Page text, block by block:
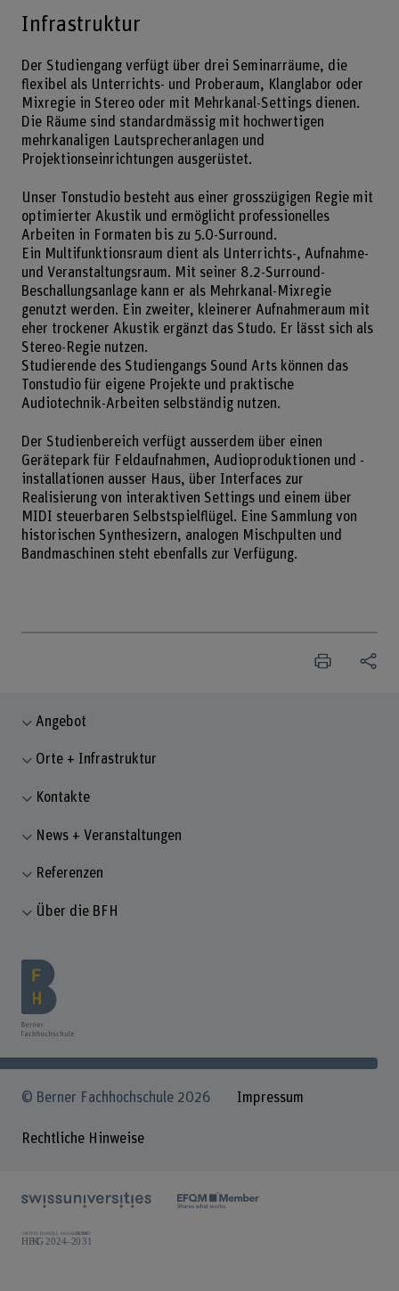
Infrastruktur
Der Studiengang verfügt über drei Seminarräume, die
flexibel als Unterrichts- und Proberaum, Klanglabor oder
Mixregie in Stereo oder mit Mehrkanal-Settings dienen.
Die Räume sind standardmässig mit hochwertigen
mehrkanaligen Lautsprecheranlagen und
Projektionseinrichtungen ausgerüstet.
Unser Tonstudio besteht aus einer grosszügigen Regie mit
optimierter Akustik und ermöglicht professionelles
Arbeiten in Formaten bis zu 5.0-Surround.
Ein Multifunktionsraum dient als Unterrichts-, Aufnahme-
und Veranstaltungsraum. Mit seiner 8.2-Surround-
Beschallungsanlage kann er als Mehrkanal-Mixregie
genutzt werden. Ein zweiter, kleinerer Aufnahmeraum mit
eher trockener Akustik ergänzt das Studo. Er lässt sich als
Stereo-Regie nutzen.
Studierende des Studiengangs Sound Arts können das
Tonstudio für eigene Projekte und praktische
Audiotechnik-Arbeiten selbständig nutzen.
Der Studienbereich verfügt ausserdem über einen
Gerätepark für Feldaufnahmen, Audioproduktionen und -
installationen ausser Haus, über Interfaces zur
Realisierung von interaktiven Settings und einem über
MIDI steuerbaren Selbstspielflügel. Eine Sammlung von
historischen Synthesizern, analogen Mischpulten und
Bandmaschinen steht ebenfalls zur Verfügung.
Angebot
Orte + Infrastruktur
Kontakte
News + Veranstaltungen
Referenzen
Über die BFH
© Berner Fachhochschule 2026 Impressum
Rechtliche Hinweise